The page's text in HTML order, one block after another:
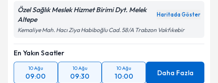
Takvim Talebini Gönder
Özel Sağlık Meslek Hizmet Birimi Dyt. Melek
Altepe
Haritada Göster
Kemaliye Mah. Hacı Ziya Habiboğlu Cad. 58/A Trabzon Vakfıkebir
En Yakın Saatler
10 Ağu
09:00
10 Ağu
09:30
10 Ağu
10:00 Daha Fazla